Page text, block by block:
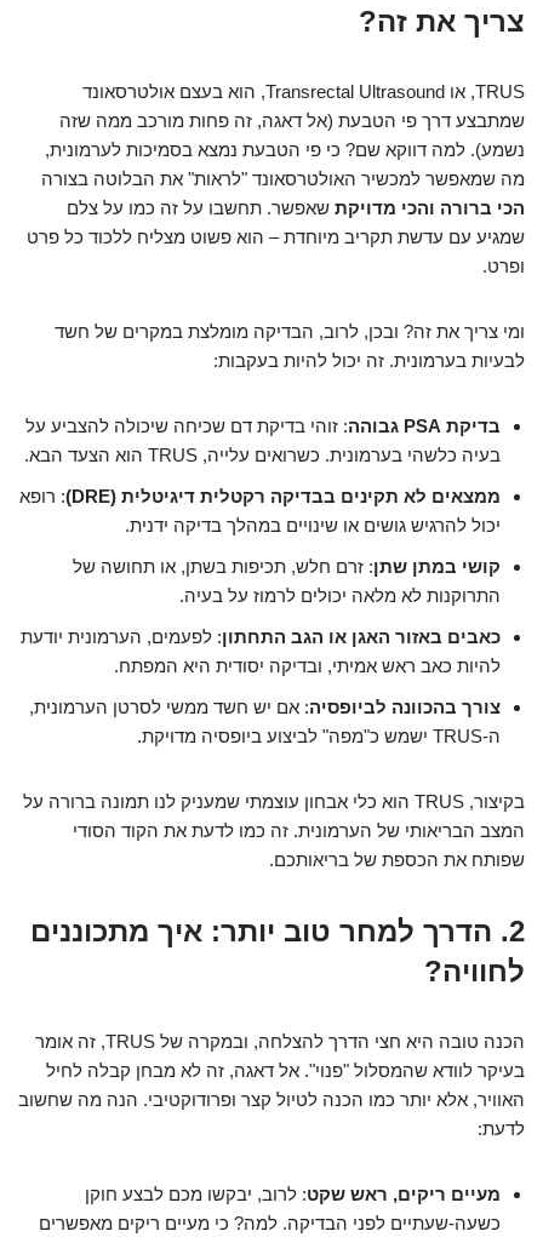
צריך את זה?
TRUS, או Transrectal Ultrasound, הוא בעצם אולטרסאונד
שמתבצע דרך פי הטבעת (אל דאגה, זה פחות מורכב ממה שזה
נשמע). למה דווקא שם? כי פי הטבעת נמצא בסמיכות לערמונית,
מה שמאפשר למכשיר האולטרסאונד "לראות" את הבלוטה בצורה
הכי ברורה והכי מדויקת שאפשר. תחשבו על זה כמו על צלם
שמגיע עם עדשת תקריב מיוחדת – הוא פשוט מצליח ללכוד כל פרט
ופרט.
ומי צריך את זה? ובכן, לרוב, הבדיקה מומלצת במקרים של חשד
לבעיות בערמונית. זה יכול להיות בעקבות:
בדיקת PSA גבוהה
: זוהי בדיקת דם שכיחה שיכולה להצביע על
בעיה כלשהי בערמונית. כשרואים עלייה, TRUS הוא הצעד הבא.
ממצאים לא תקינים בבדיקה רקטלית דיגיטלית (DRE)
: רופא
יכול להרגיש גושים או שינויים במהלך בדיקה ידנית.
קושי במתן שתן: זרם חלש, תכיפות בשתן, או תחושה של
התרוקנות לא מלאה יכולים לרמוז על בעיה.
כאבים באזור האגן או הגב התחתון: לפעמים, הערמונית יודעת
להיות כאב ראש אמיתי, ובדיקה יסודית היא המפתח.
צורך בהכוונה לביופסיה: אם יש חשד ממשי לסרטן הערמונית,
ה-TRUS ישמש כ"מפה" לביצוע ביופסיה מדויקת.
בקיצור, TRUS הוא כלי אבחון עוצמתי שמעניק לנו תמונה ברורה על
המצב הבריאותי של הערמונית. זה כמו לדעת את הקוד הסודי
שפותח את הכספת של בריאותכם.
2. הדרך למחר טוב יותר: איך מתכוננים
לחוויה?
הכנה טובה היא חצי הדרך להצלחה, ובמקרה של TRUS, זה אומר
בעיקר לוודא שהמסלול "פנוי". אל דאגה, זה לא מבחן קבלה לחיל
האוויר, אלא יותר כמו הכנה לטיול קצר ופרודוקטיבי. הנה מה שחשוב
לדעת:
מעיים ריקים, ראש שקט: לרוב, יבקשו מכם לבצע חוקן
כשעה-שעתיים לפני הבדיקה. למה? כי מעיים ריקים מאפשרים